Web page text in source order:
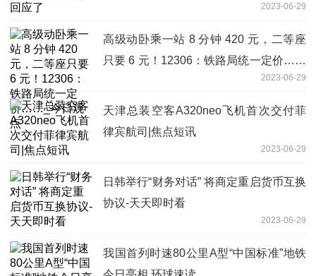
2023-06-29
高级动卧乘一站 8 分钟 420 元，二等座
只要 6 元！12306：铁路局统一定价……
2023-06-29
天津总装空客A320neo飞机首次交付菲
律宾航司|焦点短讯
2023-06-29
日韩举行“财务对话” 将商定重启货币互换
协议-天天即时看
2023-06-29
我国首列时速80公里A型“中国标准”地铁